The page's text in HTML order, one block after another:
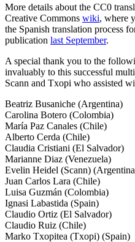
More details about the CC0
Creative Commons wiki, where
the Spanish translation process
publication last September.
A special thank you to the
invaluably to this successful
Scann and Txopi who assisted
Beatriz Busaniche (Argentina)
Carolina Botero (Colombia)
María Paz Canales (Chile)
Alberto Cerda (Chile)
Claudia Cristiani (El Salvador)
Marianne Diaz (Venezuela)
Evelin Heidel (Scann)
Juan Carlos Lara (Chile)
Luisa Guzmán (Colombia)
Ignasi Labastida (Spain)
Claudio Ortiz (El Salvador)
Claudio Ruiz (Chile)
Marko Txopitea (Txopi) (Spain)